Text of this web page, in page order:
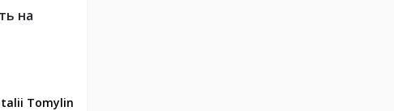
Tomylin
на